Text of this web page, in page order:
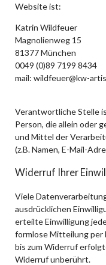
Website ist:
Katrin Wildfeuer
Magnolienweg 15
81377 München
0049 (0)89 7199 8434
mail: wildfeuer@kw-
Verantwortliche Stelle
Person, die allein oder
und Mittel der
(z.B. Namen, E-Mail-
Widerruf Ihrer
Viele
ausdrücklichen
erteilte Einwilligung
formlose Mitteilung per
bis zum Widerruf
Widerruf unberührt.